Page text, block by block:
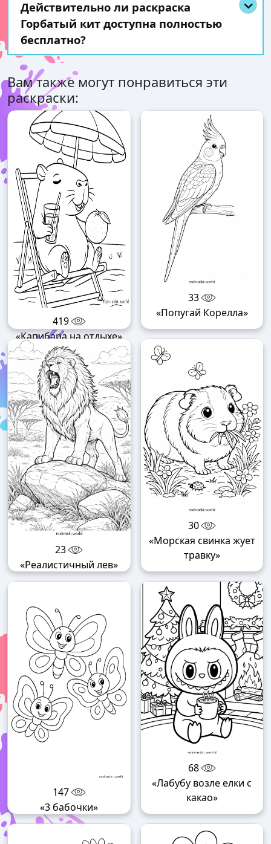
Действительно ли раскраска
Горбатый кит доступна полностью
бесплатно?
Вам также могут понравиться эти
раскраски:
419
«Капибара на отдыхе»
33
«Попугай Корелла»
23
«Реалистичный лев»
30
«Морская свинка жует
травку»
147
«3 бабочки»
68
«Лабубу возле елки с
какао»